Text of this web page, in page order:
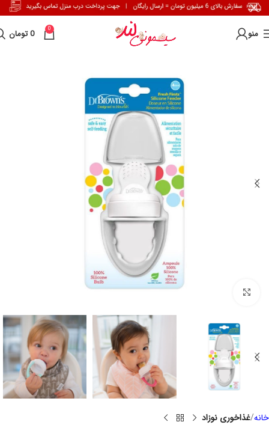
منو 0
0تومان
برای بزرگنمایی کلیک کنید
خانه غذاخوری نوزاد